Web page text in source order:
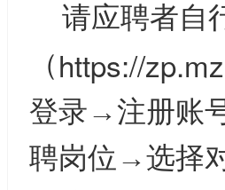
请应聘者自
（https://
登录→注册账
聘岗位→选择